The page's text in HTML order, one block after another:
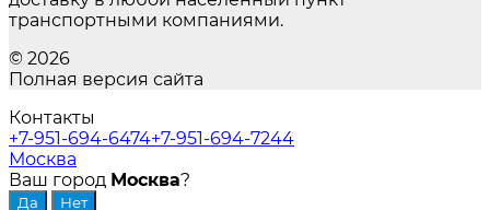
транспортными компаниями.
© 2026
Полная версия сайта
Контакты
+7-951-694-6474+7-951-694-7244
Москва
Ваш город Москва?